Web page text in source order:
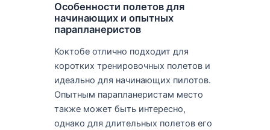
Особенности полетов для
начинающих и опытных
парапланеристов
Коктобе отлично подходит для
коротких тренировочных полетов и
идеально для начинающих пилотов.
Опытным парапланеристам место
также может быть интересно,
однако для длительных полетов его